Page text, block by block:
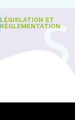
LÉGISLATION ET
RÉGLEMENTATION